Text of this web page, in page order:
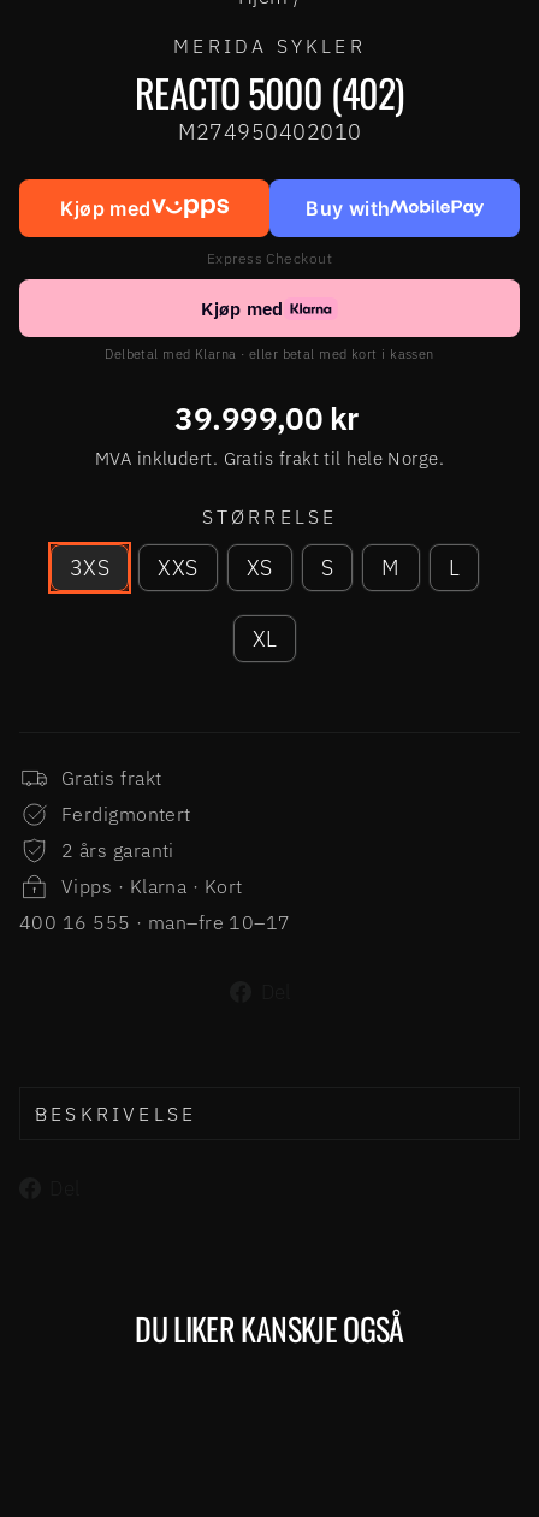
MERIDA SYKLER
REACTO 5000 (402)
M274950402010
Kjøp med Buy with
Express Checkout
Kjøp med
Delbetal med Klarna · eller betal med kort i kassen
Ordinær
39.999,00 kr
MVA inkludert. Gratis frakt til hele Norge.
STØRRELSE
3XS XXS XS S M L
XL
Gratis frakt
Ferdigmontert
2 års garanti
Vipps · Klarna · Kort
400 16 555 · man–fre 10–17
BESKRIVELSE
DU LIKER KANSKJE OGSÅ